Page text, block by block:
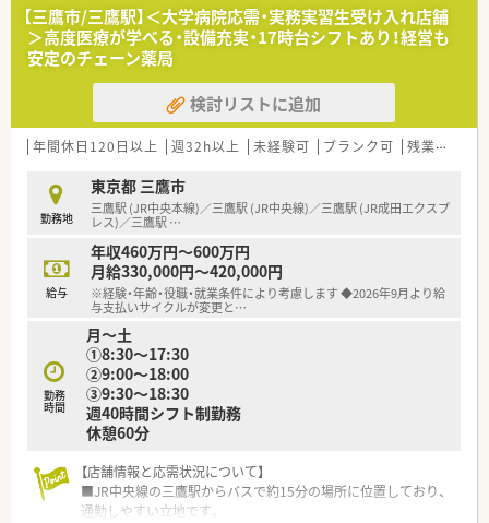
【三鷹市/三鷹駅】＜大学病院応需・実務実習生受け入れ店舗
＞高度医療が学べる・設備充実・17時台シフトあり！経営も
安定のチェーン薬局
検討リストに追加
年間休日120日以上 週32h以上 未経験可 ブランク可 残業なし(ほぼなし含む)
勤務地
東京都 三鷹市
三鷹駅 (JR中央本線)／三鷹駅 (JR中央線)／三鷹駅 (JR成田エクスプ
レス)／三鷹駅 …
給与
年収460万円～600万円
月給330,000円～420,000円
※経験・年齢・役職・就業条件により考慮します ◆2026年9月より給
与支払いサイクルが変更と…
勤務
時間
月～土
①8:30～17:30
②9:00～18:00
③9:30～18:30
週40時間シフト制勤務
休憩60分
【店舗情報と応需状況について】
■JR中央線の三鷹駅からバスで約15分の場所に位置しており、
通勤しやすい立地です。